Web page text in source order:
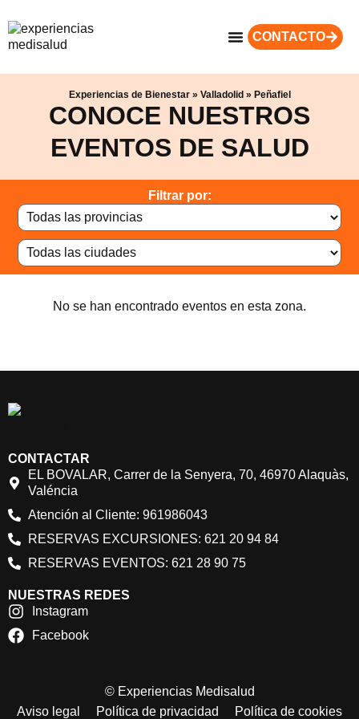
CONTACTO
Experiencias de Bienestar» Valladolid » Peñafiel
CONOCE NUESTROS
EVENTOS DE SALUD
Filtrar por:
No se han encontrado eventos en esta zona.
CONTACTAR
EL BOVALAR, Carrer de la Senyera, 70, 46970 Alaquàs,
Valéncia
Atención al Cliente: 961986043
RESERVAS EXCURSIONES: 621 20 94 84
RESERVAS EVENTOS: 621 28 90 75
NUESTRAS REDES
Instagram
Facebook
© Experiencias Medisalud
Aviso legal
Política de privacidad Política de cookies